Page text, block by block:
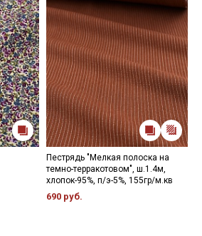
Пестрядь "Мелкая полоска на
темно-терракотовом", ш.1.4м,
хлопок-95%, п/э-5%, 155гр/м.кв
690 руб.